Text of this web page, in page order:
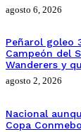
agosto 6, 2026
Peñarol goleo
Campeón del
Wanderers y
agosto 2, 2026
Nacional
Copa